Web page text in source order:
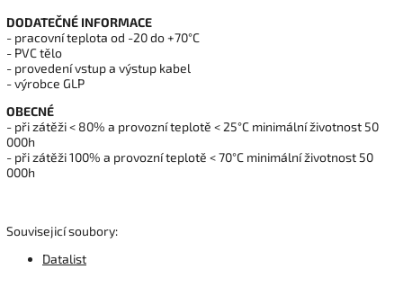
DODATEČNÉ INFORMACE
- pracovní teplota od -20 do +70°C
- PVC tělo
- provedení vstup a výstup kabel
- výrobce GLP
OBECNÉ
- při zátěži < 80% a provozní teplotě < 25°C minimální životnost 50
000h
- při zátěži 100% a provozní teplotě < 70°C minimální životnost 50
000h
Souvisejicí soubory:
Datalist